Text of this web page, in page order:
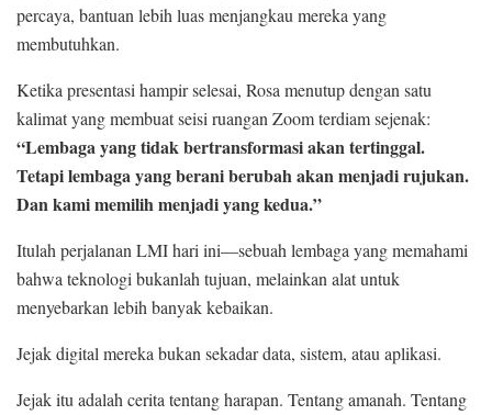
percaya, bantuan lebih luas menjangkau mereka yang
membutuhkan.
Ketika presentasi hampir selesai, Rosa menutup dengan satu
kalimat yang membuat seisi ruangan Zoom terdiam sejenak:
“Lembaga yang tidak bertransformasi akan tertinggal.
Tetapi lembaga yang berani berubah akan menjadi rujukan.
Dan kami memilih menjadi yang kedua.”
Itulah perjalanan LMI hari ini—sebuah lembaga yang memahami
bahwa teknologi bukanlah tujuan, melainkan alat untuk
menyebarkan lebih banyak kebaikan.
Jejak digital mereka bukan sekadar data, sistem, atau aplikasi.
Jejak itu adalah cerita tentang harapan. Tentang amanah. Tentang